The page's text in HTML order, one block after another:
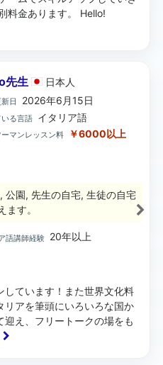
料金あります。 Hello!
先生 日本 人
日 2026年6月15日
る言語 イタリア語
ーマンレッスン料 ￥6000以上
公園, 先生の自宅, 生徒の自宅
ます。
語講師経験
20年以上
しています！また世界文化料
リアを筆頭にいろいろな国か
迎え、フリートークの場をも